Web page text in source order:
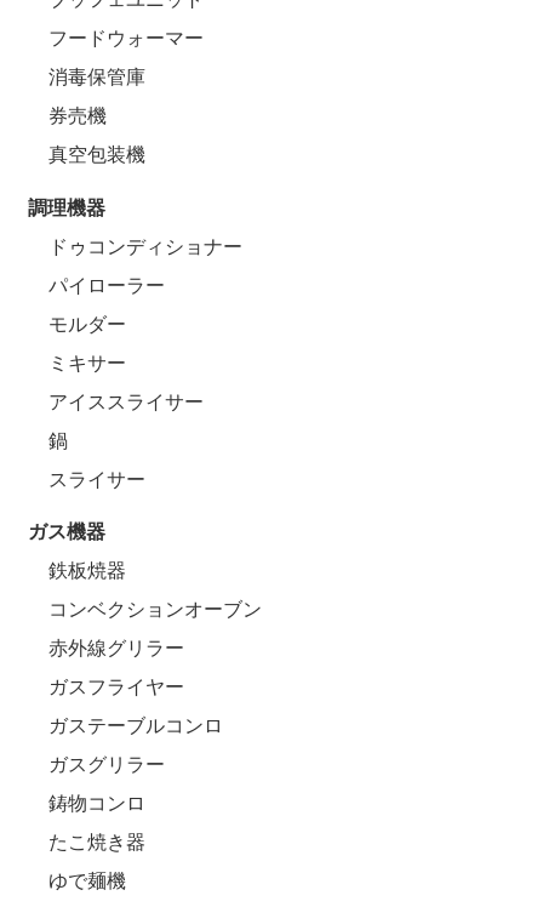
フードウォーマー
消毒保管庫
券売機
真空包装機
調理機器
ドゥコンディショナー
パイローラー
モルダー
ミキサー
アイススライサー
鍋
スライサー
ガス機器
鉄板焼器
コンベクションオーブン
赤外線グリラー
ガスフライヤー
ガステーブルコンロ
ガスグリラー
鋳物コンロ
たこ焼き器
ゆで麺機